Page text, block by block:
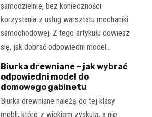
samodzielnie, bez konieczności
korzystania z usług warsztatu mechaniki
samochodowej. Z tego artykułu dowiesz
się, jak dobrać odpowiedni model…
Biurka drewniane – jak wybrać
odpowiedni model do
domowego gabinetu
Biurka drewniane należą do tej klasy
mebli, które z wiekiem zyskują, a nie